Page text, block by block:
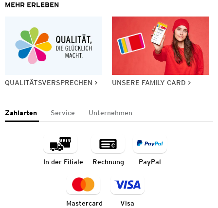
MEHR ERLEBEN
QUALITÄTSVERSPRECHEN UNSERE FAMILY CARD
Zahlarten Service Unternehmen
In der Filiale Rechnung PayPal
Mastercard Visa